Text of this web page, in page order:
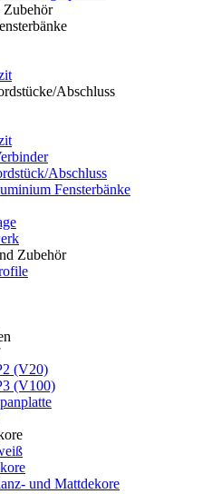
Zubehör
Abschluss
Abschluss
Fensterbänke
Zubehör
(V20)
(V100)
und Mattdekore